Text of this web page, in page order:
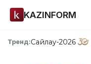
KAZINFORM
Тренд:Сайлау-2026